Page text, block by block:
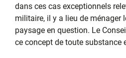
dans ces cas exceptionnels
militaire, il y a lieu de ménager
paysage en question. Le
ce concept de toute substance